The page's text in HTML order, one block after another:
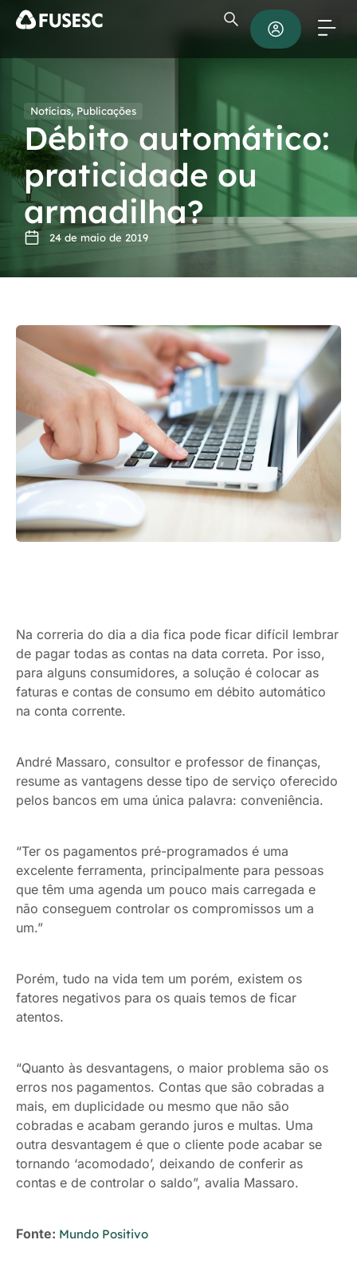
Notícias, Publicações
Débito automático:
praticidade ou
armadilha?
24 de maio de 2019
Na correria do dia a dia fica pode ficar difícil lembrar
de pagar todas as contas na data correta. Por isso,
para alguns consumidores, a solução é colocar as
faturas e contas de consumo em débito automático
na conta corrente.
André Massaro, consultor e professor de finanças,
resume as vantagens desse tipo de serviço oferecido
pelos bancos em uma única palavra: conveniência.
“Ter os pagamentos pré-programados é uma
excelente ferramenta, principalmente para pessoas
que têm uma agenda um pouco mais carregada e
não conseguem controlar os compromissos um a
um.”
Porém, tudo na vida tem um porém, existem os
fatores negativos para os quais temos de ficar
atentos.
“Quanto às desvantagens, o maior problema são os
erros nos pagamentos. Contas que são cobradas a
mais, em duplicidade ou mesmo que não são
cobradas e acabam gerando juros e multas. Uma
outra desvantagem é que o cliente pode acabar se
tornando ‘acomodado’, deixando de conferir as
contas e de controlar o saldo”, avalia Massaro.
Fonte: Mundo Positivo